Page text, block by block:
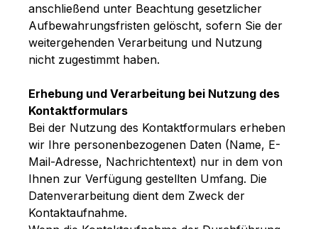
anschließend unter Beachtung gesetzlicher
Aufbewahrungsfristen gelöscht, sofern Sie der
weitergehenden Verarbeitung und Nutzung
nicht zugestimmt haben.
Erhebung und Verarbeitung bei Nutzung des
Kontaktformulars
Bei der Nutzung des Kontaktformulars erheben
wir Ihre personenbezogenen Daten (Name, E-
Mail-Adresse, Nachrichtentext) nur in dem von
Ihnen zur Verfügung gestellten Umfang. Die
Datenverarbeitung dient dem Zweck der
Kontaktaufnahme.